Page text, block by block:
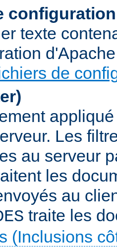
texte
de
Les
au serveur
les
au
traite les
(Inclusions